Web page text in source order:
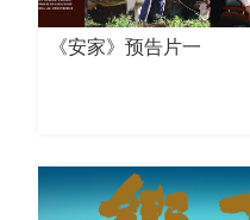
《安家》预告片一